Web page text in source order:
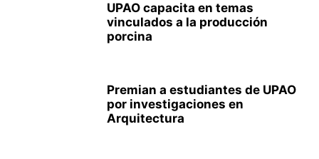
UPAO capacita en temas
vinculados a la producción
porcina
Premian a estudiantes de UPAO
por investigaciones en
Arquitectura